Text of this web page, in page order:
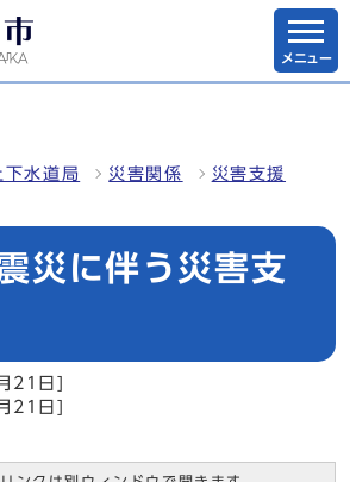
メニュー
下水道局 災害関係 災害支援
災に伴う災害支
21日]
21日]